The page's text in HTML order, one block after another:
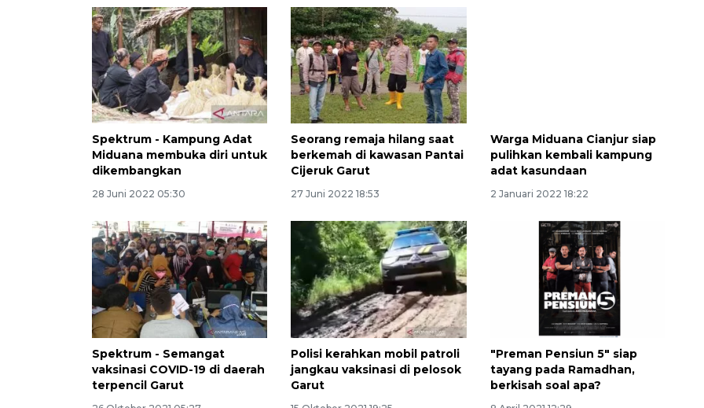
Spektrum - Kampung Adat
Miduana membuka diri untuk
dikembangkan
28 Juni 2022 05:30
Seorang remaja hilang saat
berkemah di kawasan Pantai
Cijeruk Garut
27 Juni 2022 18:53
Warga Miduana Cianjur siap
pulihkan kembali kampung
adat kasundaan
2 Januari 2022 18:22
Spektrum - Semangat
vaksinasi COVID-19 di daerah
terpencil Garut
Polisi kerahkan mobil patroli
jangkau vaksinasi di pelosok
Garut
"Preman Pensiun 5" siap
tayang pada Ramadhan,
berkisah soal apa?